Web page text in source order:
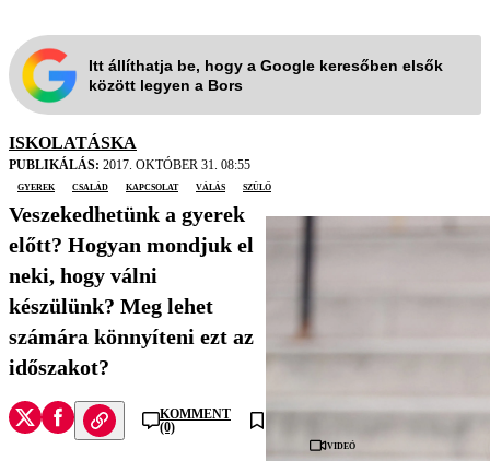
Itt állíthatja be, hogy a Google keresőben elsők
között legyen a Bors
ISKOLATÁSKA
PUBLIKÁLÁS: 2017. OKTÓBER 31. 08:55
gyerek
család kapcsolat válás szülő
Veszekedhetünk a gyerek
előtt? Hogyan mondjuk el
neki, hogy válni
készülünk? Meg lehet
számára könnyíteni ezt az
időszakot?
KOMMENT
(0)
Videó